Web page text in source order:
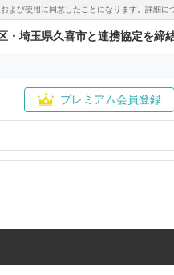
び使用に同意したことになります。詳細に
・埼玉県久喜市と連携協定を締
プレミアム会員登録